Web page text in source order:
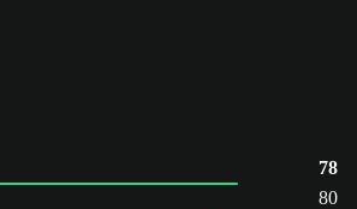
78
80